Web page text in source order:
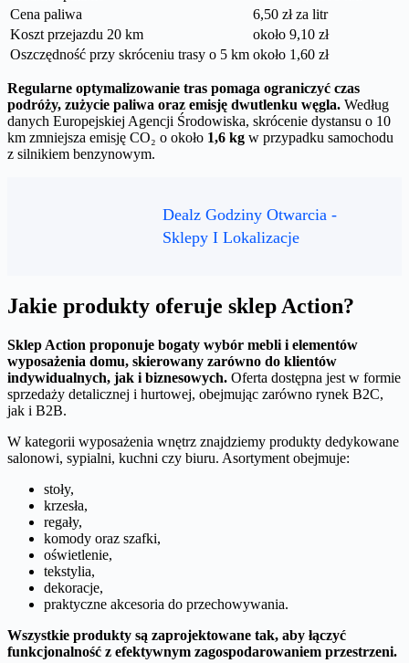
Cena paliwa
6,50 zł za litr
Koszt przejazdu 20 km
około 9,10 zł
Oszczędność przy skróceniu trasy o 5 km około 1,60 zł
Regularne optymalizowanie tras pomaga ograniczyć czas
podróży, zużycie paliwa oraz emisję dwutlenku węgla. Według
danych Europejskiej Agencji Środowiska, skrócenie dystansu o 10
km zmniejsza emisję CO₂ o około 1,6 kg w przypadku samochodu
z silnikiem benzynowym.
Dealz Godziny Otwarcia -
Sklepy I Lokalizacje
Jakie produkty oferuje sklep Action?
Sklep Action proponuje bogaty wybór mebli i elementów
wyposażenia domu, skierowany zarówno do klientów
indywidualnych, jak i biznesowych. Oferta dostępna jest w formie
sprzedaży detalicznej i hurtowej, obejmując zarówno rynek B2C,
jak i B2B.
W kategorii wyposażenia wnętrz znajdziemy produkty dedykowane
salonowi, sypialni, kuchni czy biuru. Asortyment obejmuje:
stoły,
krzesła,
regały,
komody oraz szafki,
oświetlenie,
tekstylia,
dekoracje,
praktyczne akcesoria do przechowywania.
Wszystkie produkty są zaprojektowane tak, aby łączyć
funkcjonalność z efektywnym zagospodarowaniem przestrzeni.